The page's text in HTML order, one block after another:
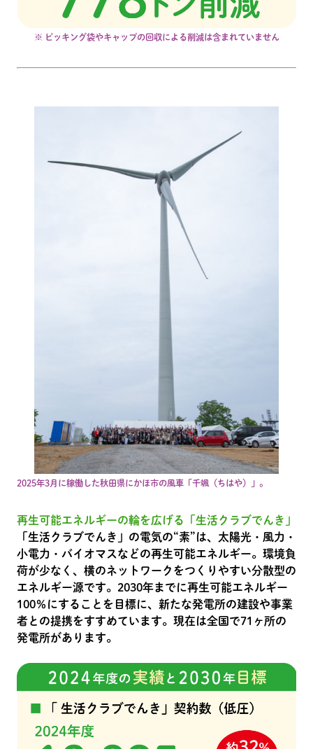
※ ピッキング袋やキャップの回収による削減は含まれていません
2025年3月に稼働した秋田県にかほ市の風車「千颯（ちはや）」。
再生可能エネルギーの輪を広げる「生活クラブでんき」
「生活クラブでんき」の電気の“素”は、太陽光・風力・
小電力・バイオマスなどの再生可能エネルギー。環境負
荷が少なく、横のネットワークをつくりやすい分散型の
エネルギー源です。2030年までに再生可能エネルギー
100％にすることを目標に、新たな発電所の建設や事業
者との提携をすすめています。現在は全国で71ヶ所の
発電所があります。